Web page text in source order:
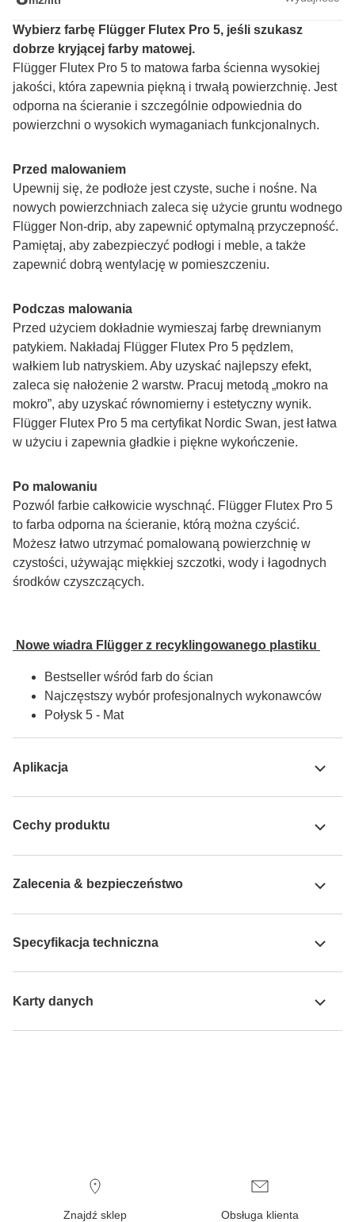
Wybierz farbę Flügger Flutex Pro 5, jeśli szukasz
dobrze kryjącej farby matowej.
Flügger Flutex Pro 5 to matowa farba ścienna wysokiej
jakości, która zapewnia piękną i trwałą powierzchnię. Jest
odporna na ścieranie i szczególnie odpowiednia do
powierzchni o wysokich wymaganiach funkcjonalnych.
Przed malowaniem
Upewnij się, że podłoże jest czyste, suche i nośne. Na
nowych powierzchniach zaleca się użycie gruntu wodnego
Flügger Non-drip, aby zapewnić optymalną przyczepność.
Pamiętaj, aby zabezpieczyć podłogi i meble, a także
zapewnić dobrą wentylację w pomieszczeniu.
Podczas malowania
Przed użyciem dokładnie wymieszaj farbę drewnianym
patykiem. Nakładaj Flügger Flutex Pro 5 pędzlem,
wałkiem lub natryskiem. Aby uzyskać najlepszy efekt,
zaleca się nałożenie 2 warstw. Pracuj metodą „mokro na
mokro”, aby uzyskać równomierny i estetyczny wynik.
Flügger Flutex Pro 5 ma certyfikat Nordic Swan, jest łatwa
w użyciu i zapewnia gładkie i piękne wykończenie.
Po malowaniu
Pozwól farbie całkowicie wyschnąć. Flügger Flutex Pro 5
to farba odporna na ścieranie, którą można czyścić.
Możesz łatwo utrzymać pomalowaną powierzchnię w
czystości, używając miękkiej szczotki, wody i łagodnych
środków czyszczących.
Nowe wiadra Flügger z recyklingowanego plastiku
Bestseller wśród farb do ścian
Najczęstszy wybór profesjonalnych wykonawców
Połysk 5 - Mat
Aplikacja
Cechy produktu
Zalecenia & bezpieczeństwo
Specyfikacja techniczna
Karty danych
Znajdź sklep Obsługa klienta